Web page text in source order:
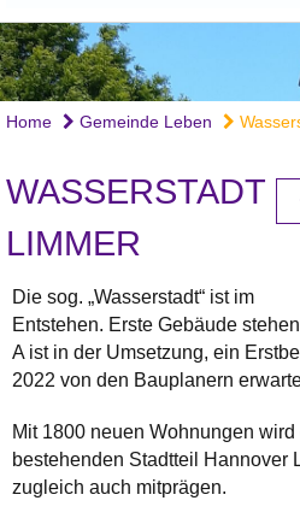
Home Gemeinde Leben
WASSERSTADT
LIMMER
Die sog. „Wasserstadt“ ist im
Entstehen. Erste Gebäude
A ist in der Umsetzung, ein
2022 von den Bauplanern
Mit 1800 neuen Wohnungen wird
bestehenden Stadtteil Hannover
zugleich auch mitprägen.